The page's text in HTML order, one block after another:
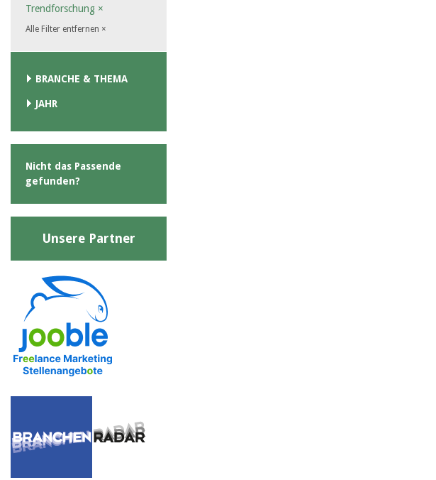
Trendforschung ×
Alle Filter entfernen ×
BRANCHE & THEMA
JAHR
Nicht das Passende
gefunden?
Unsere Partner